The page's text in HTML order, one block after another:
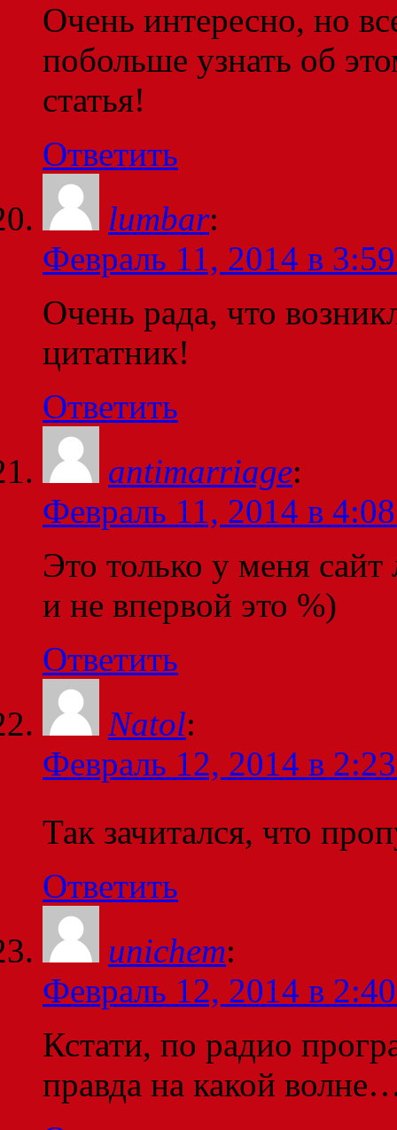
Очень интересно, но
побольше узнать об
статья!
Ответить
lumbar:
Февраль 11, 2014 в
Очень рада, что
цитатник!
Ответить
antimarriage:
Февраль 11, 2014 в
Это только у меня
и не впервой это %)
Ответить
Natol:
Февраль 12, 2014 в
Так зачитался, что
Ответить
unichem:
Февраль 12, 2014 в
Кстати, по радио
правда на какой